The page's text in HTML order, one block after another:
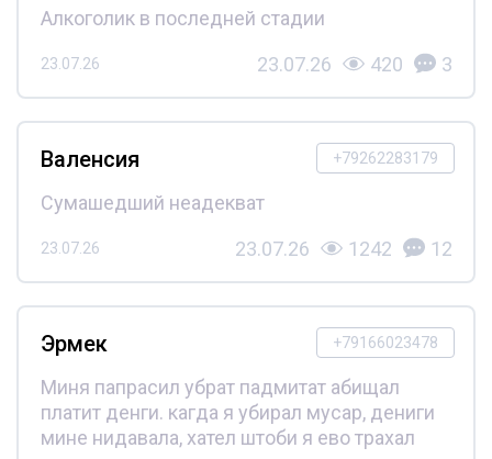
Алкоголик в последней стадии
23.07.26 23.07.26 420 3
+79262283179
Валенсия
Сумашедший неадекват
23.07.26 23.07.26 1242 12
+79166023478
Эрмек
Миня папрасил убрат падмитат абищал
платит денги. кагда я убирал мусар, дениги
мине нидавала, хател штоби я ево трахал